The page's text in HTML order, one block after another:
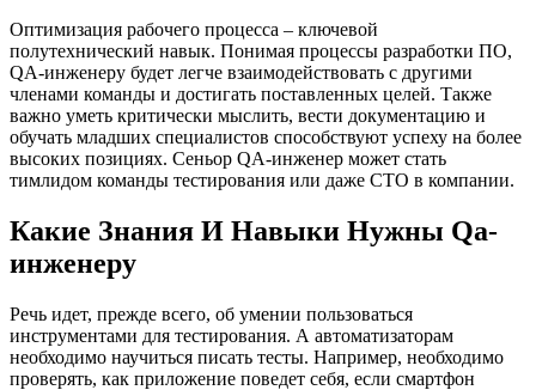
Оптимизация рабочего процесса – ключевой
полутехнический навык. Понимая процессы разработки ПО,
QA-инженеру будет легче взаимодействовать с другими
членами команды и достигать поставленных целей. Также
важно уметь критически мыслить, вести документацию и
обучать младших специалистов способствуют успеху на более
высоких позициях. Сеньор QA-инженер может стать
тимлидом команды тестирования или даже CTO в компании.
Какие Знания И Навыки Нужны Qa-
инженеру
Речь идет, прежде всего, об умении пользоваться
инструментами для тестирования. А автоматизаторам
необходимо научиться писать тесты. Например, необходимо
проверять, как приложение поведет себя, если смартфон